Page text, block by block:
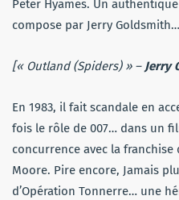
Peter Hyames. Un
compose par Jerry Goldsmith…
[« Outland (Spiders) » – Jerry
En 1983, il fait scandale en
fois le rôle de 007… dans un
concurrence avec la
Moore. Pire encore, Jamais
d’Opération Tonnerre… une